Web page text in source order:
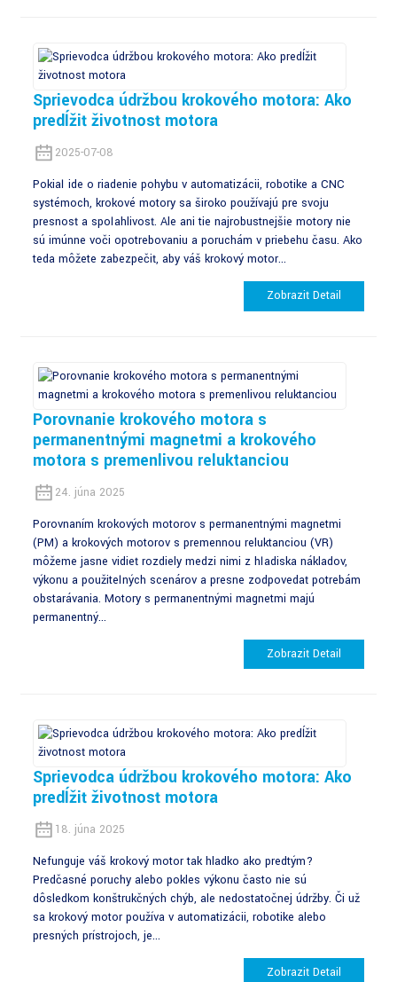
Sprievodca údržbou krokového motora: Ako
predĺžiť životnosť motora
2025-07-08
Pokiaľ ide o riadenie pohybu v automatizácii, robotike a CNC
systémoch, krokové motory sa široko používajú pre svoju
presnosť a spoľahlivosť. Ale ani tie najrobustnejšie motory nie
sú imúnne voči opotrebovaniu a poruchám v priebehu času. Ako
teda môžete zabezpečiť, aby váš krokový motor...
Zobraziť Detail
Porovnanie krokového motora s
permanentnými magnetmi a krokového
motora s premenlivou reluktanciou
24. júna 2025
Porovnaním krokových motorov s permanentnými magnetmi
(PM) a krokových motorov s premennou reluktanciou (VR)
môžeme jasne vidieť rozdiely medzi nimi z hľadiska nákladov,
výkonu a použiteľných scenárov a presne zodpovedať potrebám
obstarávania. Motory s permanentnými magnetmi majú
permanentný...
Zobraziť Detail
Sprievodca údržbou krokového motora: Ako
predĺžiť životnosť motora
18. júna 2025
Nefunguje váš krokový motor tak hladko ako predtým?
Predčasné poruchy alebo pokles výkonu často nie sú
dôsledkom konštrukčných chýb, ale nedostatočnej údržby. Či už
sa krokový motor používa v automatizácii, robotike alebo
presných prístrojoch, je...
Zobraziť Detail